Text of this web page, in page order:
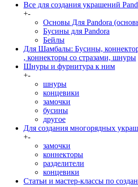
Все для создания украшений
+-
Основы Для Pandora
Бусины для Pandora
Бейлы
Для Шамбалы: Бусины,
, коннекторы со стразами, шнуры
Шнуры и фурнитура к ним
+-
шнуры
концевики
замочки
бусины
другое
Для создания многорядных
+-
замочки
коннекторы
разделители
концевики
Статьи и мастер-классы по